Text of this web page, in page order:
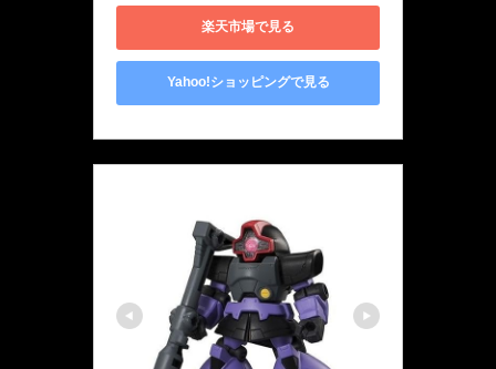
楽天市場で見る
Yahoo!ショッピングで見る